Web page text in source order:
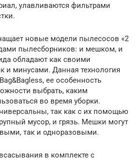
улавливаются фильтрами
новые модели пылесосов «2
пылесборников: и мешком, и
обладают как своими
и минусами. Данная технология
ее особенность
выбрать, каким
во время уборки.
так как с их помощью
мусор, и грязь. Мешки могут
так и одноразовыми.
в комплекте с